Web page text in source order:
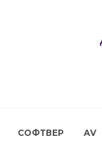
СОФТВЕР AV